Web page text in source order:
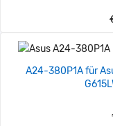
A24-380P1A für